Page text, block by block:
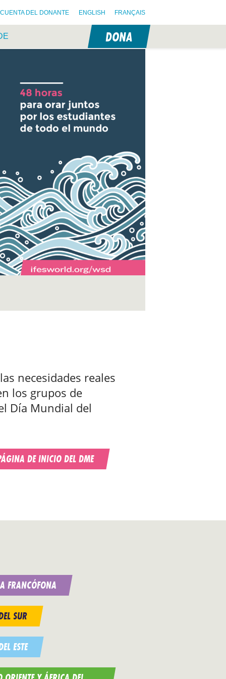
CUENTA DEL DONANTE ENGLISH FRANÇAIS
DONA
necesidades reales
los grupos de
Día Mundial del
DE INICIO DEL DME
FRANCÓFONA
SUR
ESTE